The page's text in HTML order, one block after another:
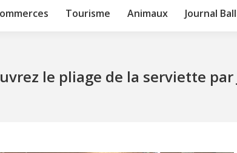
Tourisme Animaux Journal
le pliage de la serviette